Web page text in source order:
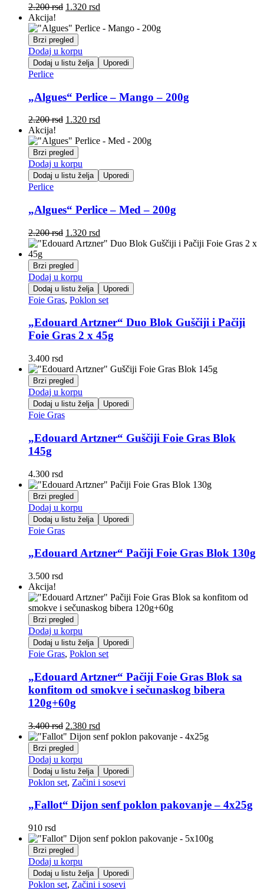
2.200rsd Originalna
je
bila:
2.200 rsd.
1.320 rsd
je:
Akcija!
Brzi pregled
Dodaj u korpu
Dodaj u listu želja Uporedi
Perlice
„Algues“ Perlice – Mango – 200g
2.200rsd Originalna
je
bila:
2.200 rsd.
1.320 rsd
je:
Akcija!
Brzi pregled
Dodaj u korpu
Dodaj u listu želja Uporedi
Perlice
„Algues“ Perlice – Med – 200g
2.200rsd Originalna
cena
bila:
2.200 rsd.
1.320 rsd
cena
Brzi pregled
Dodaj u korpu
Dodaj u listu želja Uporedi
Foie Gras, Poklon set
„Edouard Artzner“ Duo Blok Guščiji i Pačiji
Foie Gras 2 x 45g
3.400 rsd
Brzi pregled
Dodaj u korpu
Dodaj u listu želja Uporedi
Foie Gras
„Edouard Artzner“ Guščiji Foie Gras Blok
145g
4.300 rsd
Brzi pregled
Dodaj u korpu
Dodaj u listu želja Uporedi
Foie Gras
„Edouard Artzner“ Pačiji Foie Gras Blok 130g
3.500 rsd
Akcija!
Brzi pregled
Dodaj u korpu
Dodaj u listu želja Uporedi
Foie Gras, Poklon set
„Edouard Artzner“ Pačiji Foie Gras Blok sa
konfitom od smokve i sečunaskog bibera
120g+60g
3.400rsd Originalna
cena
je
bila:
3.400 rsd.
2.380 rsd
cena
Brzi pregled
Dodaj u korpu
Dodaj u listu želja Uporedi
Poklon set, Začini i sosevi
„Fallot“ Dijon senf poklon pakovanje – 4x25g
910 rsd
Brzi pregled
Dodaj u korpu
Dodaj u listu želja Uporedi
Poklon set, Začini i sosevi